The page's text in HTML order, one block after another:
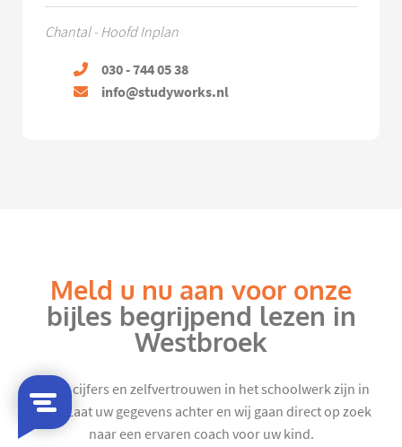
Chantal - Hoofd Inplan
030 - 744 05 38
info@studyworks.nl
Meld u nu aan voor onze
bijles begrijpend lezen in
Westbroek
Mooie cijfers en zelfvertrouwen in het schoolwerk zijn in
zicht. Laat uw gegevens achter en wij gaan direct op zoek
naar een ervaren coach voor uw kind.